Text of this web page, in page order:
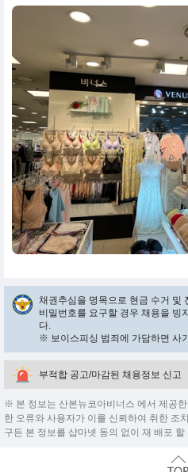
채권추심을 명목으로 현금 수거 및
비밀번호를 요구할 경우 채용을 빙
다.
※ 보이스피싱 범죄에 가담하면 사
부적합 공고/마감된 채용정보 신고
※ 본 정보는 산본뉴코아비너스 에서 제공
한 오류와 사용자가 이를 신뢰하여 취한 조
구든 본 정보를 샵마넷 동의 없이 재 배포 할